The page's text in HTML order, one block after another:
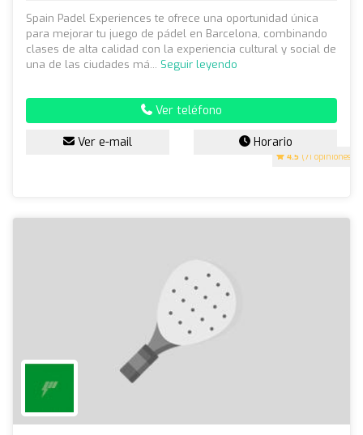
4.5 (71 opiniones)
Spain Padel Experiences te ofrece una oportunidad única
para mejorar tu juego de pádel en Barcelona, combinando
clases de alta calidad con la experiencia cultural y social de
una de las ciudades má... Seguir leyendo
Ver teléfono
Ver e-mail Horario